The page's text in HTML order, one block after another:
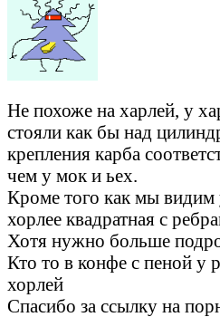
Не похоже на харлей, у
стояли как бы над
крепления карба
чем у мок и ьех.
Кроме того как мы видим
хорлее квадратная с
Хотя нужно больше
Кто то в конфе с пеной у
хорлей
Спасибо за ссылку на